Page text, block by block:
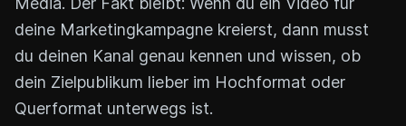
deine Marketingkampagne kreierst, dann musst
du deinen Kanal genau kennen und wissen, ob
dein Zielpublikum lieber im Hochformat oder
Querformat unterwegs ist.